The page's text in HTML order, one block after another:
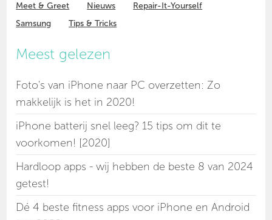
Meet & Greet
Nieuws
Repair-It-Yourself
Samsung
Tips & Tricks
Meest gelezen
Foto's van iPhone naar PC overzetten: Zo
makkelijk is het in 2020!
iPhone batterij snel leeg? 15 tips om dit te
voorkomen! [2020]
Hardloop apps - wij hebben de beste 8 van 2024
getest!
Dé 4 beste fitness apps voor iPhone en Android